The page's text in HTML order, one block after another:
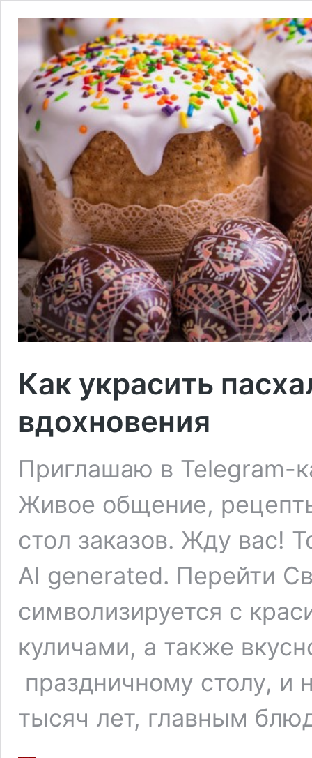
Как украсить
вдохновения
Приглашаю в Telegram-
Живое общение,
стол заказов. Жду вас!
AI generated. Перейти
символизируется с
куличами, а также
праздничному столу, и
тысяч лет, главным